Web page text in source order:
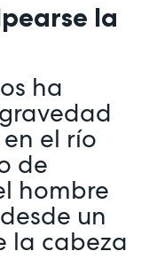
la
ha
el río
de
hombre
un
la cabeza